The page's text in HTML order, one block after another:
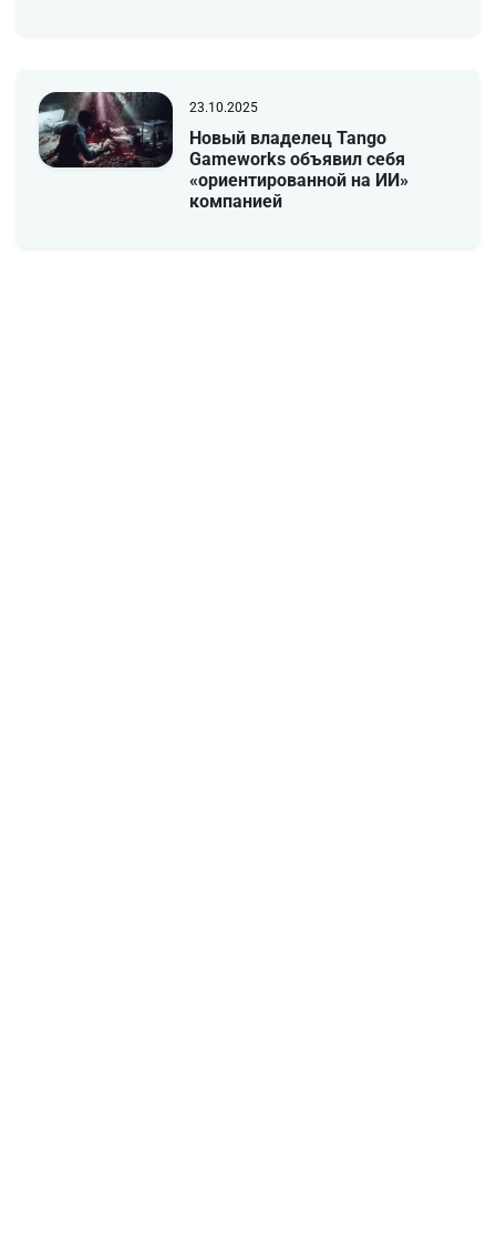
23.10.2025
Новый владелец Tango
Gameworks объявил себя
«ориентированной на ИИ»
компанией